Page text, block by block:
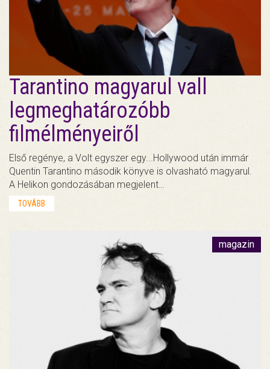
Tarantino magyarul vall
legmeghatározóbb
filmélményeiről
Első regénye, a Volt egyszer egy...Hollywood után immár
Quentin Tarantino második könyve is olvasható magyarul.
A Helikon gondozásában megjelent…
TOVÁBB
magazin